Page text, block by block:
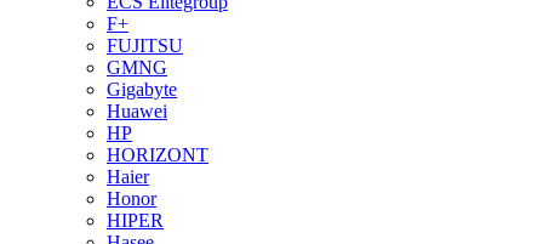
F+
FUJITSU
GMNG
Gigabyte
Huawei
HP
HORIZONT
Haier
Honor
HIPER